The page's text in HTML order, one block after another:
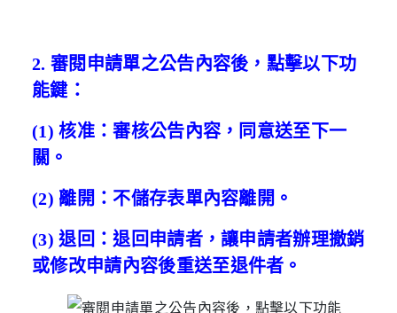
2. 審閱申請單之公告內容後，點擊以下功
能鍵：
(1) 核准：審核公告內容，同意送至下一
關。
(2) 離開：不儲存表單內容離開。
(3)退回：退回申請者，讓申請者辦理撤銷
或修改申請內容後重送至退件者。